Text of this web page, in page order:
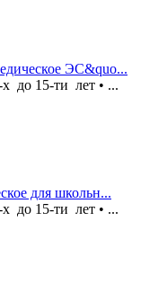
ЭС&quo...
до 15-ти лет • ...
для школьн...
до 15-ти лет • ...